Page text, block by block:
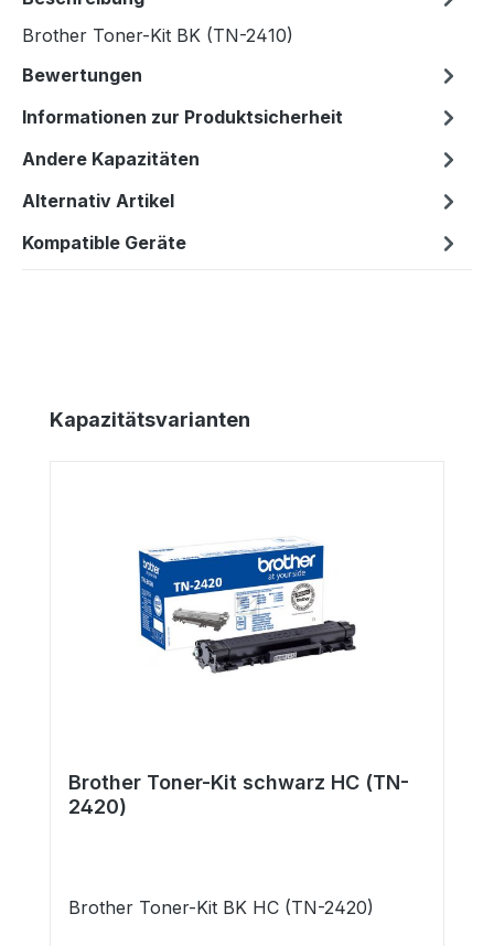
Brother Toner-Kit BK (TN-2410)
Bewertungen
Informationen zur Produktsicherheit
Andere Kapazitäten
Alternativ Artikel
Kompatible Geräte
Produktgalerie überspringen
Kapazitätsvarianten
Brother Toner-Kit schwarz HC (TN-
2420)
Brother Toner-Kit BK HC (TN-2420)